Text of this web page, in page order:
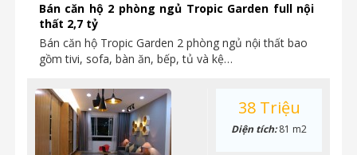
Bán căn hộ 2 phòng ngủ Tropic Garden full nội
thất 2,7 tỷ
Bán căn hộ Tropic Garden 2 phòng ngủ nội thất bao
gồm tivi, sofa, bàn ăn, bếp, tủ và kệ…
38 Triệu
Diện tích:81 m2